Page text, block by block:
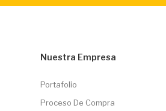
Nuestra Empresa
Portafolio
Proceso De Compra